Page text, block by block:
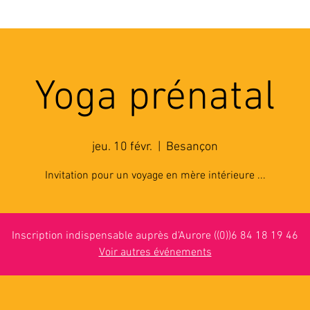
Yoga prénatal
jeu. 10 févr. Besançon
Invitation pour un voyage en mère intérieure ...
Inscription indispensable auprès d'Aurore ((0))6 84 18 19 46
Voir autres événements